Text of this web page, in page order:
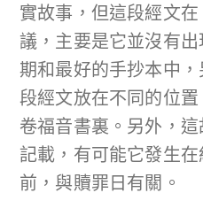
實故事，但這段經文
議，主要是它並沒有
期和最好的手抄本中
段經文放在不同的位
卷福音書裏。另外，
記載，有可能它發生
前，與贖罪日有關。